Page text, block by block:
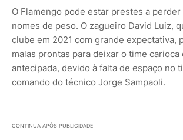
O Flamengo pode estar prestes a perder
nomes de peso. O zagueiro David Luiz,
clube em 2021 com grande expectativa,
malas prontas para deixar o time carioca
antecipada, devido à falta de espaço no
comando do técnico Jorge Sampaoli.
CONTINUA APÓS PUBLICIDADE